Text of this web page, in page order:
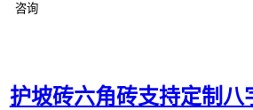
咨询
护坡砖六角砖支持定制八